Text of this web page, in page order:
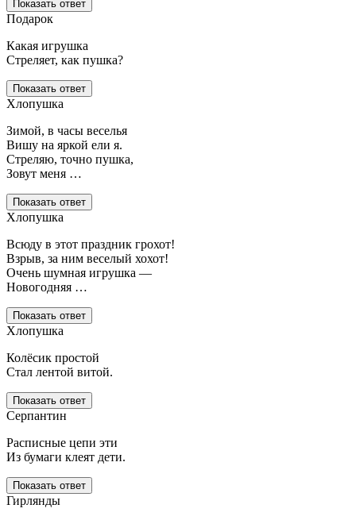
Показать ответ
Подарок
Какая игрушка
Стреляет, как пушка?
Показать ответ
Хлопушка
Зимой, в часы веселья
Вишу на яркой ели я.
Стреляю, точно пушка,
Зовут меня …
Показать ответ
Хлопушка
Всюду в этот праздник грохот!
Взрыв, за ним веселый хохот!
Очень шумная игрушка —
Новогодняя …
Показать ответ
Хлопушка
Колёсик простой
Стал лентой витой.
Показать ответ
Серпантин
Расписные цепи эти
Из бумаги клеят дети.
Показать ответ
Гирлянды